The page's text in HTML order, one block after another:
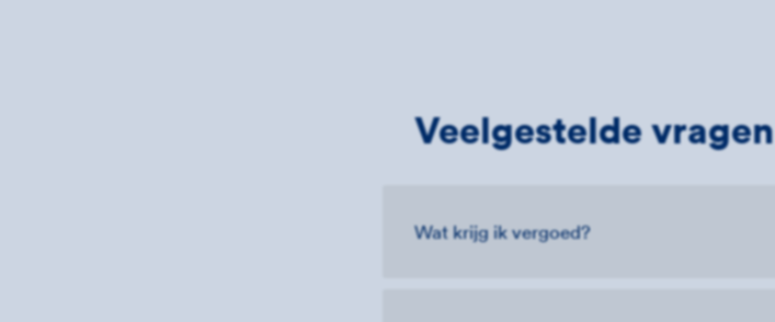
Veelgestelde vragen
Wat krijg ik vergoed?